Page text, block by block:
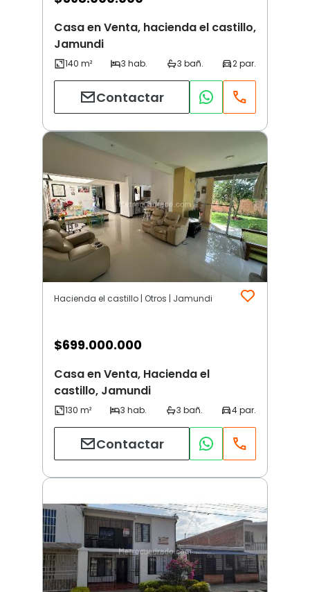
Casa en Venta, hacienda el castillo,
Jamundi
Contactar
Hacienda el castillo | Otros | Jamundi
$699.000.000
Casa en Venta, Hacienda el
castillo, Jamundi
Contactar